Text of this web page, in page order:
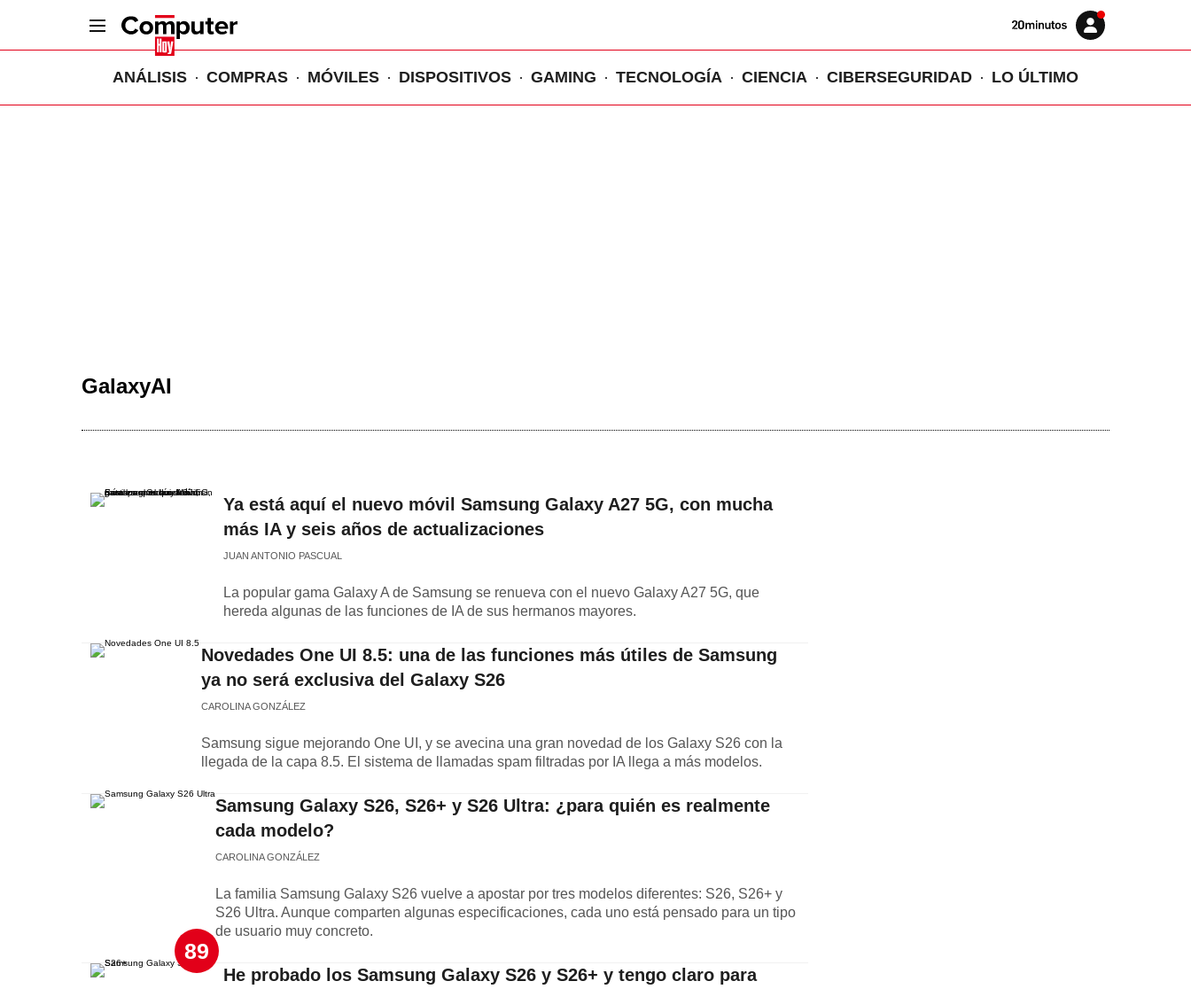
Volver
Iniciar
sesión
ANÁLISIS COMPRAS MÓVILES DISPOSITIVOS GAMING TECNOLOGÍA CIENCIA CIBERSEGURIDAD LO ÚLTIMO
GalaxyAI
Ya está aquí el nuevo móvil Samsung Galaxy A27 5G, con mucha
más IA y seis años de actualizaciones
JUAN ANTONIO PASCUAL
La popular gama Galaxy A de Samsung se renueva con el nuevo Galaxy A27 5G, que
hereda algunas de las funciones de IA de sus hermanos mayores.
Novedades One UI 8.5: una de las funciones más útiles de Samsung
ya no será exclusiva del Galaxy S26
CAROLINA GONZÁLEZ
Samsung sigue mejorando One UI, y se avecina una gran novedad de los Galaxy S26 con la
llegada de la capa 8.5. El sistema de llamadas spam filtradas por IA llega a más modelos.
Samsung Galaxy S26, S26+ y S26 Ultra: ¿para quién es realmente
cada modelo?
CAROLINA GONZÁLEZ
La familia Samsung Galaxy S26 vuelve a apostar por tres modelos diferentes: S26, S26+ y
S26 Ultra. Aunque comparten algunas especificaciones, cada uno está pensado para un tipo
de usuario muy concreto.
89
He probado los Samsung Galaxy S26 y S26+ y tengo claro para